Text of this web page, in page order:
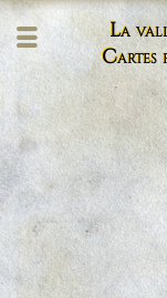
La
Cartes